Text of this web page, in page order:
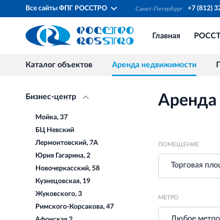
Все сайты ФПГ РОССТРО Санкт‐Петербург +7 (812)
Главная
Каталог объектов Аренда недвижимости
Бизнес-центр
Мойка, 37
БЦ Невский
Лермонтовский, 7А
Юрия Гагарина, 2
Новочеркасский, 58
Кузнецовская, 19
Жуковского, 3
Римского-Корсакова, 47
ПОМЕЩЕНИЕ
Торговая
МЕТРО